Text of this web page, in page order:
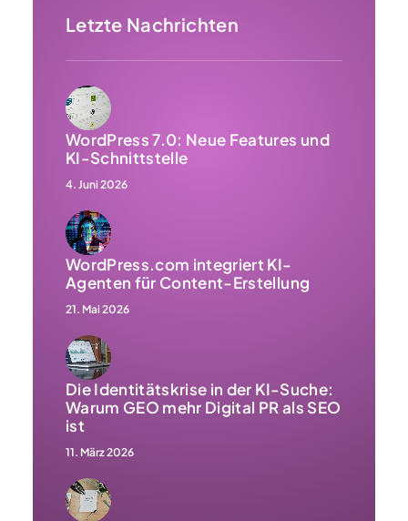
Letzte Nachrichten
WordPress 7.0: Neue Features und
KI-Schnittstelle
4. Juni 2026
WordPress.com integriert KI-
Agenten für Content-Erstellung
21. Mai 2026
Die Identitätskrise in der KI-Suche:
Warum GEO mehr Digital PR als SEO
ist
11. März 2026